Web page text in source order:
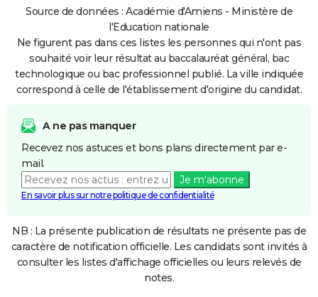
Source de données : Académie d'Amiens - Ministère de
l'Education nationale
Ne figurent pas dans ces listes les personnes qui n'ont pas
souhaité voir leur résultat au baccalauréat général, bac
technologique ou bac professionnel publié. La ville indiquée
correspond à celle de l'établissement d'origine du candidat.
A ne pas manquer
Recevez nos astuces et bons plans directement par e-
mail.
Je m'abonne
En savoir plus sur notre politique de confidentialité
NB : La présente publication de résultats ne présente pas de
caractère de notification officielle. Les candidats sont invités à
consulter les listes d'affichage officielles ou leurs relevés de
notes.